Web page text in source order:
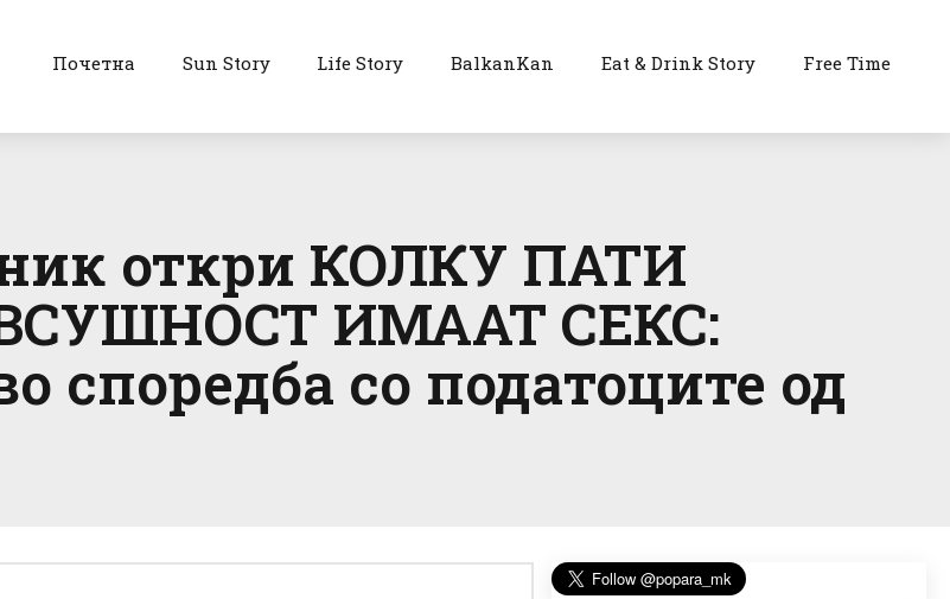
Почетна Sun Story Life Story BalkanKan Eat & Drink Story Free Time
откри КОЛКУ ПАТИ
ИМААТ СЕКС:
споредба со податоците од